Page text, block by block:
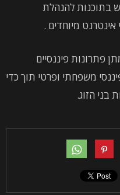
בתוכנות להנהלת
מיוחדים .
פתרונות פיננסיים
משפחתי ופרטי תוך כדי
בני הזוג.